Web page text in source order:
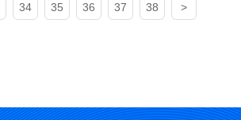
34 35 36 37 38 >